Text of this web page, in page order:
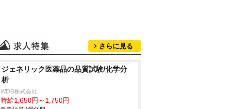
さらに見る
ジェネリック医薬品の品質試験/化学分
析
WDB株式会社
時給1,650円～1,750円